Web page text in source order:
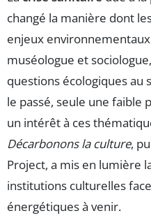
changé la manière dont
enjeux
muséologue et
questions écologiques au
le passé, seule une
un intérêt à ces
Décarbonons la culture,
Project, a mis en lumière
institutions culturelles
énergétiques à venir.